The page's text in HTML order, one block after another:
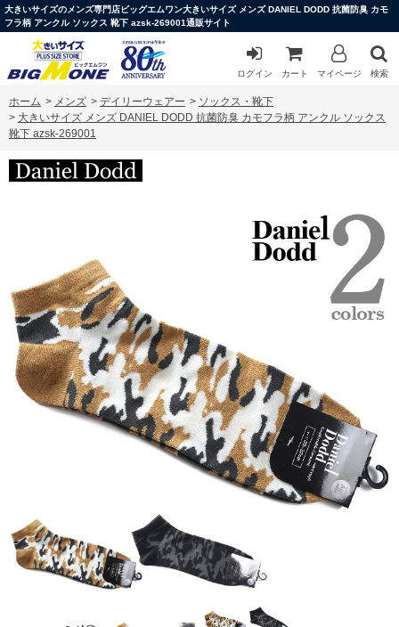
大きいサイズのメンズ専門店ビッグエムワン大きいサイズ メンズ DANIEL DODD 抗菌防臭 カモ
フラ柄 アンクル ソックス 靴下 azsk-269001通販サイト
ログイン カート マイページ 検索
ホーム > メンズ > デイリーウェアー > ソックス・靴下
> 大きいサイズ メンズ DANIEL DODD 抗菌防臭 カモフラ柄 アンクル ソックス
靴下 azsk-269001